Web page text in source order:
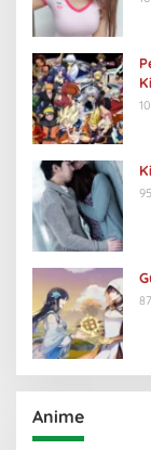
Anime